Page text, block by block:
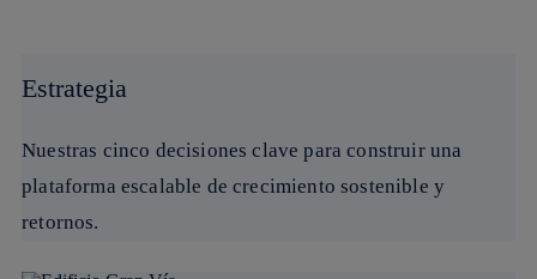
Estrategia
Nuestras cinco decisiones clave para construir una
plataforma escalable de crecimiento sostenible y
retornos.